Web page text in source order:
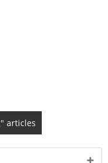
articles